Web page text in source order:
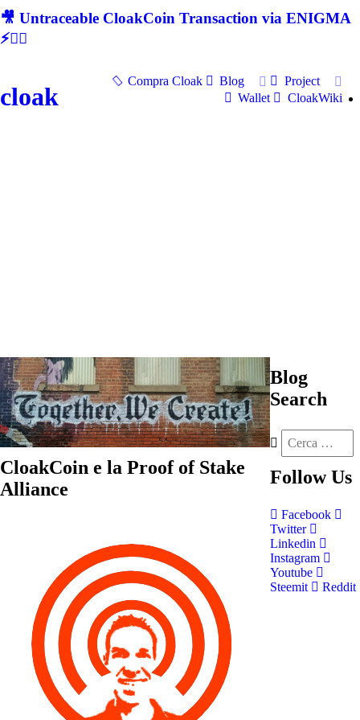
🎥 Untraceable CloakCoin Transaction via ENIGMA
⚡🕵‍♂
cloak
Compra Cloak Blog
Project
Wallet
CloakWiki
CloakCoin e la Proof of Stake
Alliance
Blog
Search
Follow Us
Facebook
Twitter
Linkedin
Instagram
Youtube
Steemit
Reddit